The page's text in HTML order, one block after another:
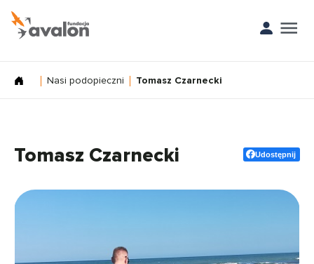
Nasi podopieczni Tomasz Czarnecki
Tomasz Czarnecki Udostępnij